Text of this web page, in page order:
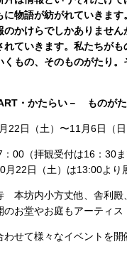
に物語が紡がれていきま
のかけらでしかありませ
れていきます。私たちが
くもの、そのものがたり
・かたらい－ ものが
日（土）〜11月6日（日
（拝観受付は16：30ま
土）は13:00より展示
本坊内小方丈他、舎利殿
お庭もアーティストの
せて様々なイベントを開